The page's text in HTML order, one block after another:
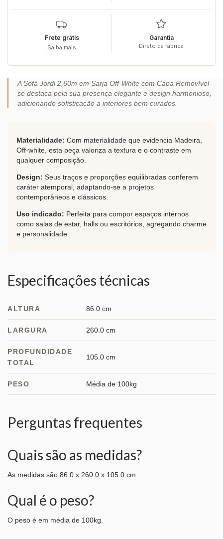
Frete grátis
Saiba mais
Garantia
Direto da fábrica
A Sofá Jordi 2,60m em Sarja Off-White com Capa Removível
se destaca pela sua presença elegante e design harmonioso,
adicionando sofisticação a interiores bem curados.
Materialidade: Com materialidade que evidencia Madeira,
Off-white, esta peça valoriza a textura e o contraste em
qualquer composição.
Design: Seus traços e proporções equilibradas conferem
caráter atemporal, adaptando-se a projetos
contemporâneos e clássicos.
Uso indicado: Perfeita para compor espaços internos
como salas de estar, halls ou escritórios, agregando charme
e personalidade.
Especificações técnicas
ALTURA 86.0 cm
LARGURA 260.0 cm
PROFUNDIDADE
TOTAL
105.0 cm
PESO Média de 100kg
Perguntas frequentes
Quais são as medidas?
As medidas são 86.0 x 260.0 x 105.0 cm.
Qual é o peso?
O peso é em média de 100kg.